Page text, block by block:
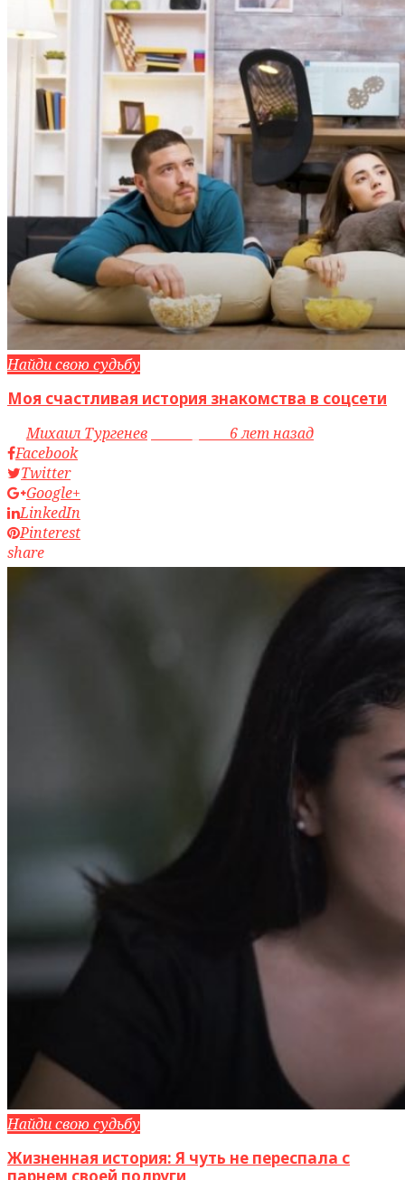
Найди свою судьбу
Моя счастливая история знакомства в соцсети
byМихаил Тургенев
6 лет назад
Facebook
Twitter
Google+
LinkedIn
Pinterest
share
Найди свою судьбу
Жизненная история: Я чуть не переспала с
парнем своей подруги